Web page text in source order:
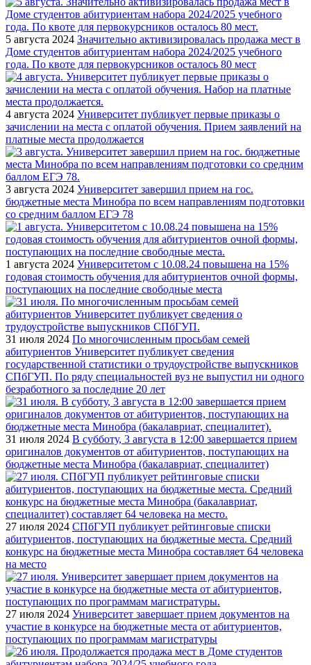
5 августа 2024 Значительно активизировалась продажа мест в
Доме студентов абитуриентам набора 2024/2025 учебного
года. По квоте для первокурсников осталось 80 мест
4 августа 2024 Университет публикует первые приказы о
зачислении на места с оплатой обучения. Прием заявлений на
платные места продолжается
3 августа 2024 Университет завершил прием на гос.
бюджетные места Минобра по всем направлениям подготовки
со средним баллом ЕГЭ 78
1 августа 2024 Университетом с 10.08.24 повышена на 15%
годовая стоимость обучения для абитуриентов очной формы,
поступающих на последние свободные места
31 июля 2024 По многочисленным просьбам семей
абитуриентов Университет публикует сведения
государственной статистики о трудоустройстве выпускников
СПбГУП. По ряду специальностей вуз не выпустил ни одного
безработного за последние 20 лет
31 июля 2024 В субботу, 3 августа в 12:00 завершается прием
оригиналов документов от абитуриентов, поступающих на
бюджетные места Минобра (бакалавриат, специалитет)
27 июля 2024 СПбГУП публикует рейтинговые списки
абитуриентов, поступающих на бюджетные места. Средний
конкурс на бюджетные места Минобра составляет 64 человека
на место
27 июля 2024 Университет завершает прием документов на
участие в конкурсе на бюджетные места от абитуриентов,
поступающих по программам магистратуры